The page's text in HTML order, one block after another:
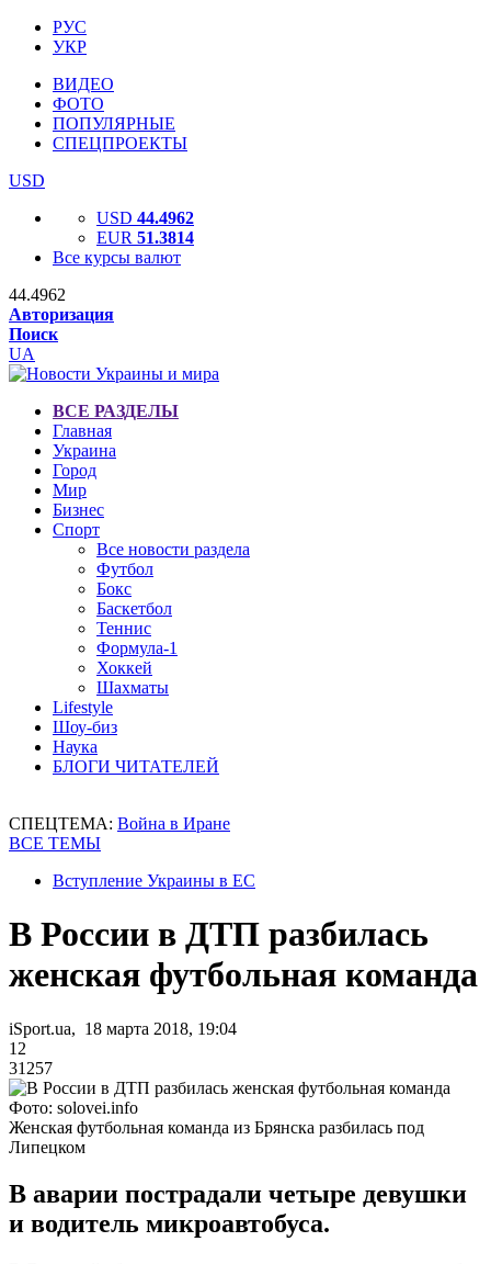
РУС
УКР
ВИДЕО
ФОТО
ПОПУЛЯРНЫЕ
СПЕЦПРОЕКТЫ
USD
USD 44.4962
EUR 51.3814
Все курсы валют
44.4962
Авторизация
Поиск
UA
ВСЕ РАЗДЕЛЫ
Главная
Украина
Город
Мир
Бизнес
Спорт
Все новости раздела
Футбол
Бокс
Баскетбол
Теннис
Формула-1
Хоккей
Шахматы
Lifestyle
Шоу-биз
Наука
БЛОГИ ЧИТАТЕЛЕЙ
СПЕЦТЕМА: Война в Иране
ВСЕ ТЕМЫ
Вступление Украины в ЕС
В России в ДТП разбилась
женская футбольная команда
iSport.ua, 18 марта 2018, 19:04
12
31257
Фото: solovei.info
Женская футбольная команда из Брянска разбилась под
Липецком
В аварии пострадали четыре девушки
и водитель микроавтобуса.